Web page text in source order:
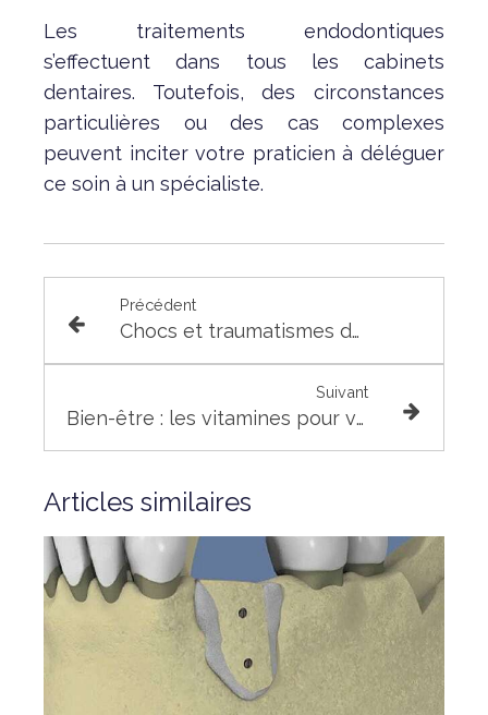
Les traitements endodontiques
s’effectuent dans tous les cabinets
dentaires. Toutefois, des circonstances
particulières ou des cas complexes
peuvent inciter votre praticien à déléguer
ce soin à un spécialiste.
Précédent
Chocs et traumatismes dentaires
Suivant
Bien-être : les vitamines pour votre santé bucco-dentaire
Articles similaires